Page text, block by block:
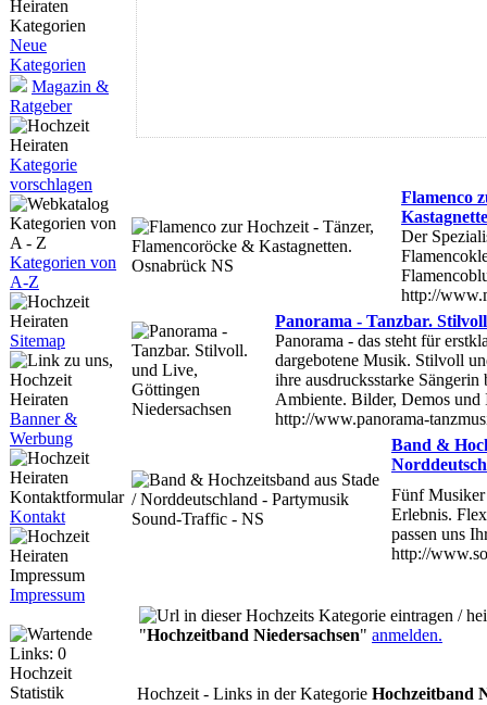
Neue
Kategorien
Magazin &
Ratgeber
Kategorie
vorschlagen
Kategorien von
A-Z
Sitemap
Banner &
Werbung
Kontakt
Impressum
Hochzeit
Statistik
Flamenco
Der
http://
Panorama - Tanzbar.
Panorama - das steht für
dargebotene Musik. Stilvoll
ihre ausdrucksstarke
Ambiente. Bilder, Demos und
http://www.panorama-
Band &
Fünf Musiker
Erlebnis.
passen uns
http://
"Hochzeitband Niedersachsen" anmelden.
Hochzeit - Links in der Kategorie Hochzeitband